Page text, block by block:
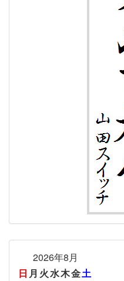
2026年8月
日 月 火水木金土